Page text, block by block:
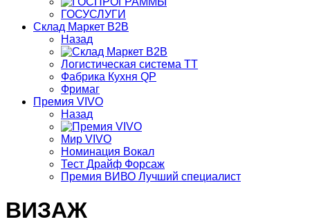
ГОСУСЛУГИ
Склад Маркет В2В
Назад
Логистическая система ТТ
Фабрика Кухня QP
Фримаг
Премия VIVO
Назад
Мир VIVO
Номинация Вокал
Тест Драйф Форсаж
Премия ВИВО Лучший специалист
ВИЗАЖ